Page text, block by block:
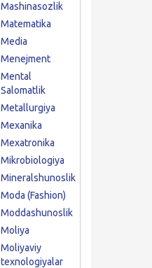
Mashinasozlik
Matematika
Media
Menejment
Mental
Salomatlik
Metallurgiya
Mexanika
Mexatronika
Mikrobiologiya
Mineralshunoslik
Moda (Fashion)
Moddashunoslik
Moliya
Moliyaviy
texnologiyalar